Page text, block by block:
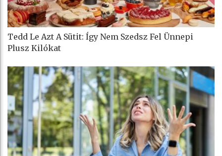
Tedd Le Azt A Sütit: Így Nem Szedsz Fel Ünnepi
Plusz Kilókat